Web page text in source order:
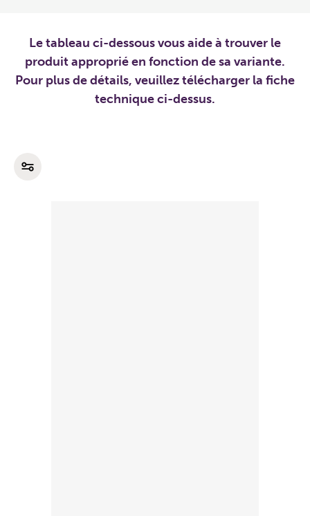
Le tableau ci-dessous vous aide à trouver le
produit approprié en fonction de sa variante.
Pour plus de détails, veuillez télécharger la fiche
technique ci-dessus.